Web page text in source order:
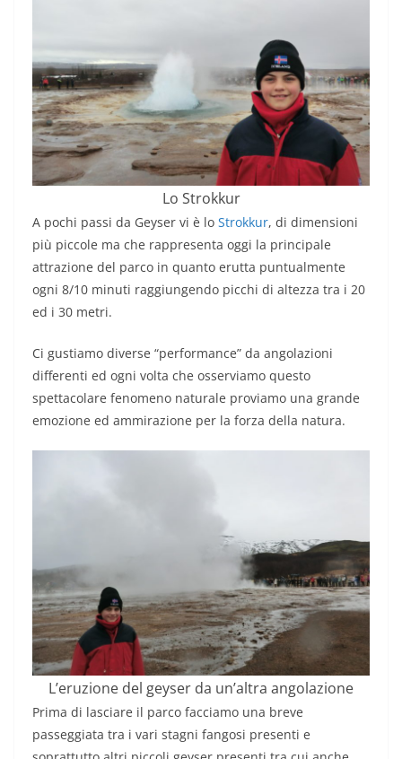
Lo Strokkur
A pochi passi da Geyser vi è lo Strokkur, di dimensioni
più piccole ma che rappresenta oggi la principale
attrazione del parco in quanto erutta puntualmente
ogni 8/10 minuti raggiungendo picchi di altezza tra i 20
ed i 30 metri.
Ci gustiamo diverse “performance” da angolazioni
differenti ed ogni volta che osserviamo questo
spettacolare fenomeno naturale proviamo una grande
emozione ed ammirazione per la forza della natura.
L’eruzione del geyser da un’altra angolazione
Prima di lasciare il parco facciamo una breve
passeggiata tra i vari stagni fangosi presenti e